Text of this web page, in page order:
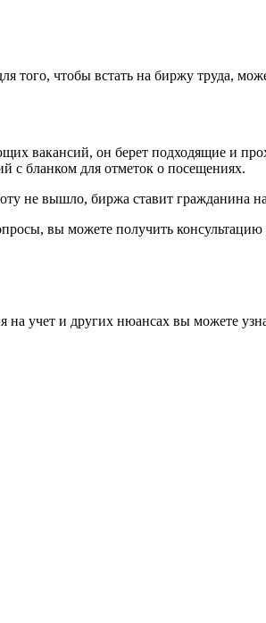
чтобы встать на биржу труда,
вакансий, он берет подходящие и
с бланком для отметок о посещениях.
не вышло, биржа ставит гражданина
вы можете получить
учет и других нюансах вы можете